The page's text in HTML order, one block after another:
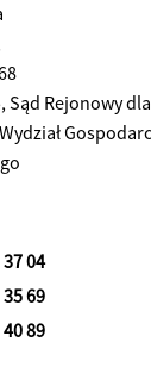
Sąd Rejonowy
04
69
89